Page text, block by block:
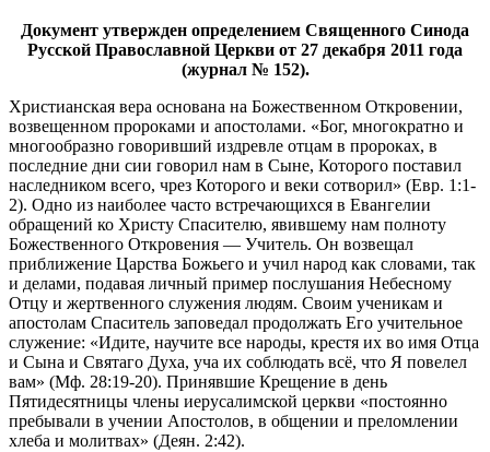
Документ утвержден определением Священного Синода
Русской Православной Церкви от 27 декабря 2011 года
(журнал № 152).
Христианская вера основана на Божественном Откровении,
возвещенном пророками и апостолами. «Бог, многократно и
многообразно говоривший издревле отцам в пророках, в
последние дни сии говорил нам в Сыне, Которого поставил
наследником всего, чрез Которого и веки сотворил» (Евр. 1:1-
2). Одно из наиболее часто встречающихся в Евангелии
обращений ко Христу Спасителю, явившему нам полноту
Божественного Откровения — Учитель. Он возвещал
приближение Царства Божьего и учил народ как словами, так
и делами, подавая личный пример послушания Небесному
Отцу и жертвенного служения людям. Своим ученикам и
апостолам Спаситель заповедал продолжать Его учительное
служение: «Идите, научите все народы, крестя их во имя Отца
и Сына и Святаго Духа, уча их соблюдать всё, что Я повелел
вам» (Мф. 28:19-20). Принявшие Крещение в день
Пятидесятницы члены иерусалимской церкви «постоянно
пребывали в учении Апостолов, в общении и преломлении
хлеба и молитвах» (Деян. 2:42).